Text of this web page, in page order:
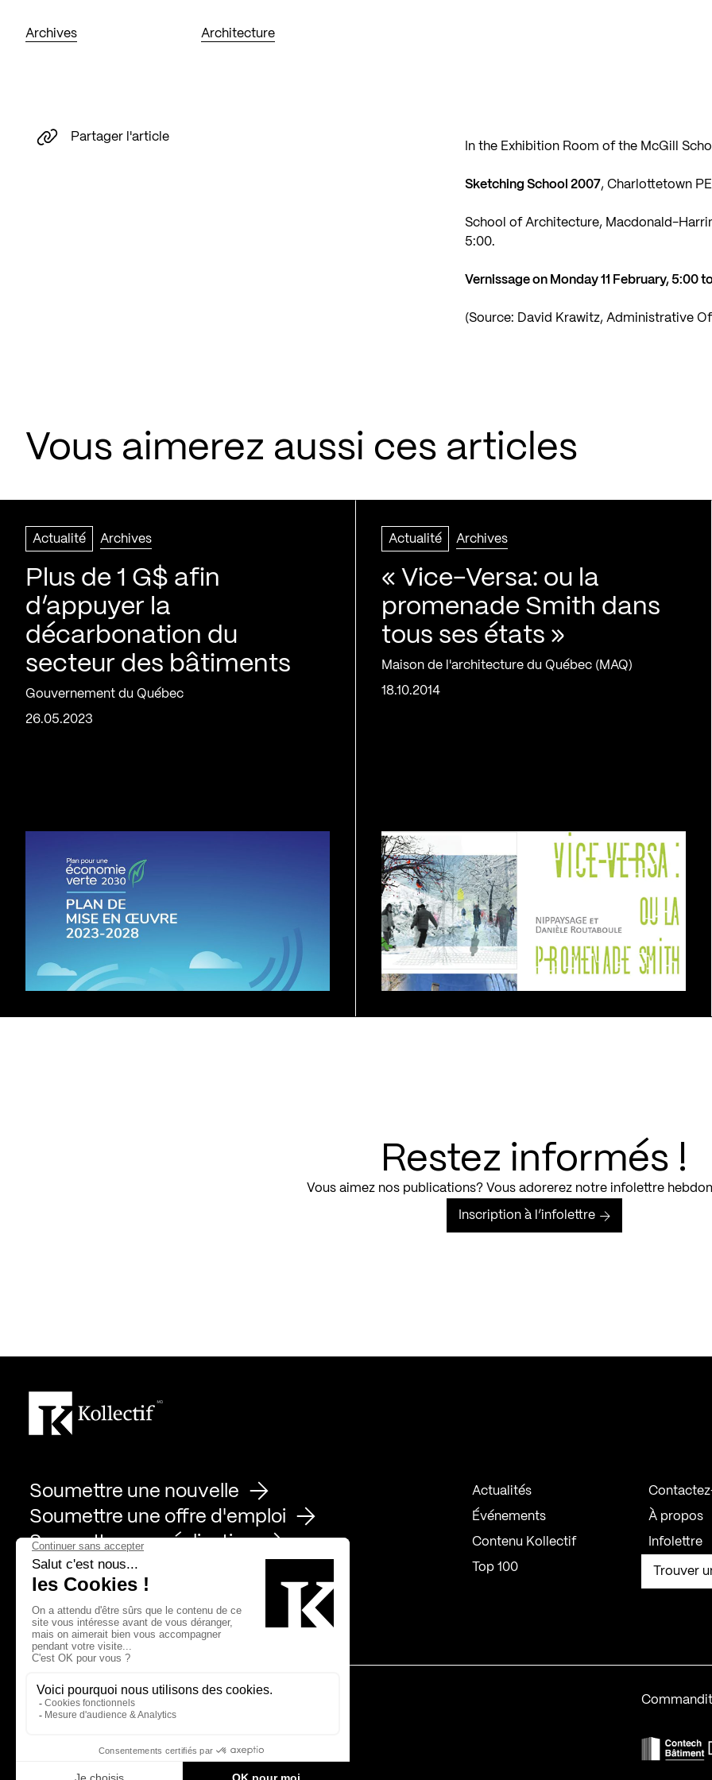
Archives Architecture
In the Exhibition Room of the McGill
Sketching School 2007, Charlottetown PEI
School of Architecture, Macdonald-
5:00.
Vernissage on Monday 11 February, 5:00
(Source: David Krawitz, Administrative
Partager l'article
Vous aimerez aussi ces articles
Actualité Archives
Plus de 1 G$ afin
d’appuyer la
décarbonation du
secteur des bâtiments
Gouvernement du Québec
26.05.2023
Actualité Archives
« Vice-Versa: ou la
promenade Smith dans
tous ses états »
Maison de l'architecture du Québec (MAQ)
18.10.2014
Restez informés !
Vous aimez nos publications? Vous adorerez notre infolettre
Inscription à l’infolettre
Soumettre une nouvelle
Soumettre une offre d'emploi
Soumettre une réalisation
Actualités
Événements
Contenu Kollectif
Top 100
À propos
Infolettre
Trouver
Page Facebook de Kollectif
Page Instagram de Kollectif
Page Linkedin de Kollectif
Partenaires
Bâtiment-Durable-Québec-1
Esquisses-1 MP-1